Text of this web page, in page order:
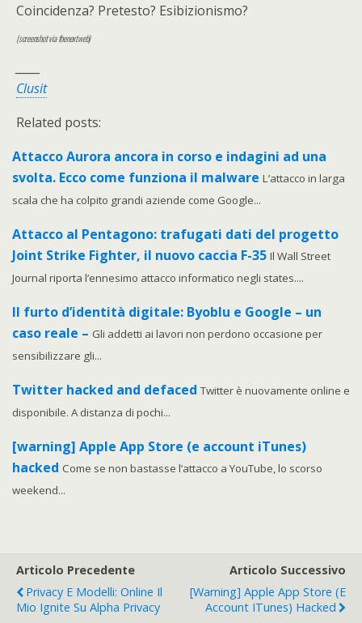
Coincidenza? Pretesto? Esibizionismo?
(screenshot via thenextweb)
Clusit
Related posts:
Attacco Aurora ancora in corso e indagini ad una
svolta. Ecco come funziona il malware L’attacco in larga
scala che ha colpito grandi aziende come Google...
Attacco al Pentagono: trafugati dati del progetto
Joint Strike Fighter, il nuovo caccia F-35 Il Wall Street
Journal riporta l’ennesimo attacco informatico negli states....
Il furto d’identità digitale: Byoblu e Google – un
caso reale – Gli addetti ai lavori non perdono occasione per
sensibilizzare gli...
Twitter hacked and defacedTwitter è nuovamente online e
disponibile. A distanza di pochi...
[warning] Apple App Store (e account iTunes)
hacked Come se non bastasse l’attacco a YouTube, lo scorso
weekend...
Articolo Precedente
Privacy E Modelli: Online Il
Mio Ignite Su Alpha Privacy
Articolo Successivo
[warning] Apple App Store (e
Account ITunes) Hacked